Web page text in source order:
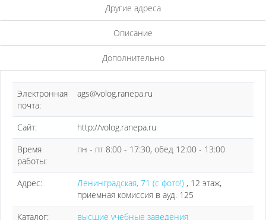
Другие адреса
Описание
Дополнительно
Электронная
почта:
ags@volog.ranepa.ru
Сайт:
http://volog.ranepa.ru
Время
работы:
пн - пт 8:00 - 17:30, обед 12:00 - 13:00
Адрес: Ленинградская, 71 (с фото!) , 12 этаж,
приемная комиссия в ауд. 125
Каталог:
высшие учебные заведения